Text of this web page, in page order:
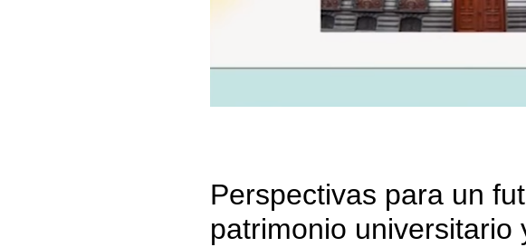
Perspectivas para un
patrimonio universitario